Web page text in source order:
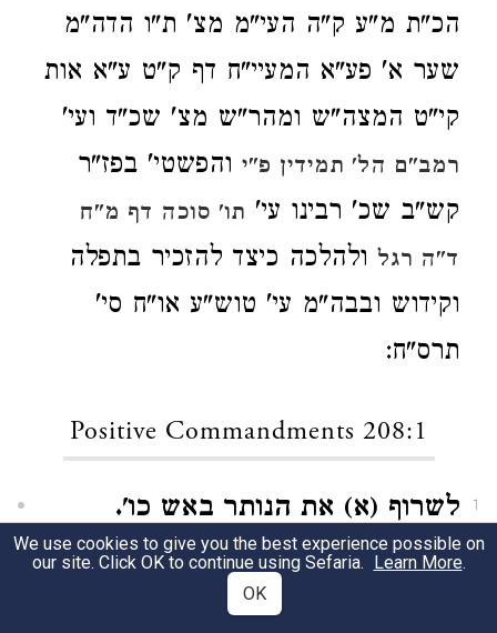
הכ"ת מ"ע ק"ה העי"מ מצ' ת"ו הדה"מ
שער א' פע"א המעיי"ח דף ק"ט ע"א אות
קי"ט המצה"ש ומהר"ש מצ' שכ"ד ועי'
רמב"ם הל' תמידין פ"י והפשטי' בפז"ר
קש"ב שכ' רבינו עי' תו' סוכה דף מ"ח
ד"ה רגל ולהלכה כיצד להזכיר בתפלה
וקידוש ובבה"מ עי' טוש"ע או"ח סי'
תרס"ח:
Positive Commandments 208:1
1
לשרוף (א) את הנותר באש כו'.
הפסוקים בפר' צו פרשה ז' וכן מנאו ז"ל
הסה"מ מ"ע צ' צ"אהחינוך
We use cookies to give you the best experience possible on
our site. Click OK to continue using Sefaria. Learn More.
OK